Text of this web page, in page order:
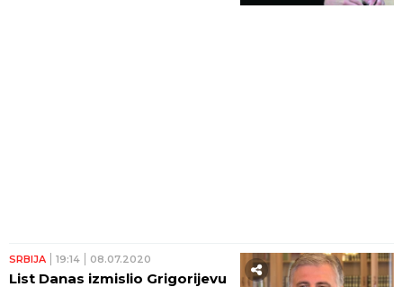
SRBIJA 19:14 08.07.2020
List Danas izmislio Grigorijevu